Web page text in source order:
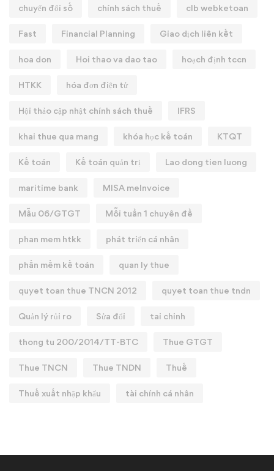
chuyển đổi số chính sách thuế clb webketoan
Fast Financial Planning Giao dịch liên kết
hoa don Hoi thao va dao tao hoạch định tccn
HTKK hóa đơn điện tử
Hội thảo cập nhật chính sách thuế IFRS
khai thue qua mang khóa học kế toán KTQT
Kế toán Kế toán quản trị Lao dong tien luong
maritime bank MISA meInvoice
Mẫu 06/GTGT Mỗi tuần 1 chuyên đề
phan mem htkk phát triển cá nhân
phần mềm kế toán quan ly thue
quyet toan thue TNCN 2012 quyet toan thue tndn
Quản lý rủi ro Sửa đổi tai chinh
thong tu 200/2014/TT-BTC Thue GTGT
Thue TNCN Thue TNDN Thuế
Thuế xuất nhập khẩu tài chính cá nhân